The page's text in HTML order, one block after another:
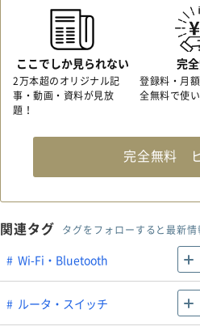
ここでしか見られない
2万本超のオリジナル記
事・動画・資料が見放
題！
完
登録料・月
全無料で使い
完全無料
関連タグ タグをフォローすると最新
Wi-Fi・Bluetooth
ルータ・スイッチ